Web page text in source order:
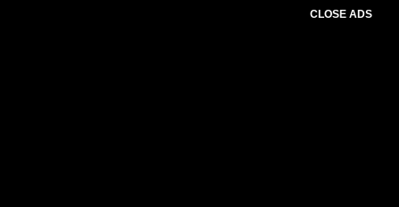
CLOSE ADS